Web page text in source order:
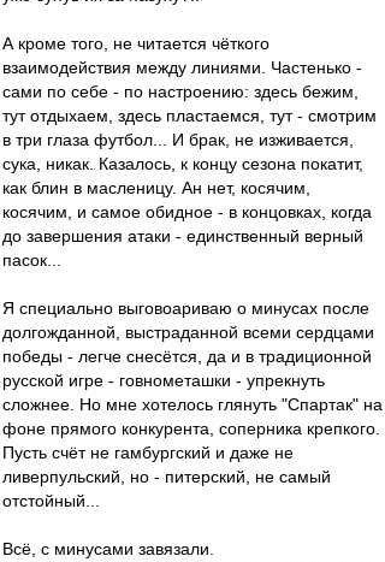
А кроме того, не читается чёткого
взаимодействия между линиями. Частенько -
сами по себе - по настроению: здесь бежим,
тут отдыхаем, здесь пластаемся, тут - смотрим
в три глаза футбол... И брак, не изживается,
сука, никак. Казалось, к концу сезона покатит,
как блин в масленицу. Ан нет, косячим,
косячим, и самое обидное - в концовках, когда
до завершения атаки - единственный верный
пасок...
Я специально выговоариваю о минусах после
долгожданной, выстраданной всеми сердцами
победы - легче снесётся, да и в традиционной
русской игре - говнометашки - упрекнуть
сложнее. Но мне хотелось глянуть "Спартак" на
фоне прямого конкурента, соперника крепкого.
Пусть счёт не гамбургский и даже не
ливерпульский, но - питерский, не самый
отстойный...
Всё, с минусами завязали.